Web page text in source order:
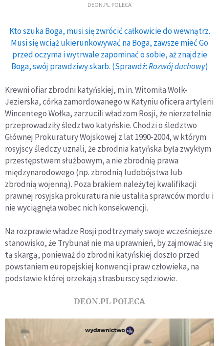
DEON.PL POLECA
Kto szuka Boga, musi się zwrócić całkowicie do wewnątrz.
Musi się wciąż ukierunkowywać na Boga, zawsze mieć Go
przed oczyma i wytrwale zapominać o sobie, aż znajdzie
Boga, swój prawdziwy skarb. (Sprawdź:Rozwój duchowy)
Krewni ofiar zbrodni katyńskiej, m.in. Witomiła Wołk-
Jezierska, córka zamordowanego w Katyniu oficera artylerii
Wincentego Wołka, zarzucili władzom Rosji, że nierzetelnie
przeprowadziły śledztwo katyńskie. Chodzi o śledztwo
Głównej Prokuratury Wojskowej z lat 1990-2004, w którym
rosyjscy śledczy uznali, że zbrodnia katyńska była zwykłym
przestępstwem służbowym, a nie zbrodnią prawa
międzynarodowego (np. zbrodnią ludobójstwa lub
zbrodnią wojenną). Poza brakiem należytej kwalifikacji
prawnej rosyjska prokuratura nie ustaliła sprawców mordu i
nie wyciągnęła wobec nich konsekwencji.
Na rozprawie władze Rosji podtrzymały swoje wcześniejsze
stanowisko, że Trybunał nie ma uprawnień, by zajmować się
tą skargą, ponieważ do zbrodni katyńskiej doszło przed
powstaniem europejskiej konwencji praw człowieka, na
podstawie której orzekają strasburscy sędziowie.
DEON.PL POLECA